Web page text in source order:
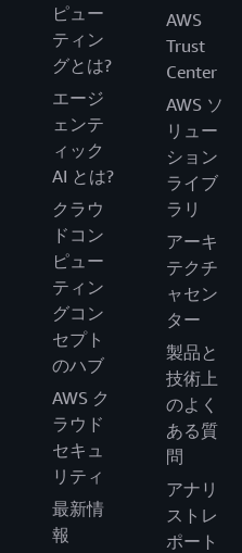
ピュー
ティン
グとは?
エージ
ェンテ
ィック
AI とは?
クラウ
ドコン
ピュー
ティン
グコン
セプト
のハブ
AWS ク
ラウド
セキュ
リティ
最新情
報
AWS
Trust
Center
AWS ソ
リュー
ション
ライブ
ラリ
アーキ
テクチ
ャセン
ター
製品と
技術上
のよく
ある質
問
アナリ
ストレ
ポート